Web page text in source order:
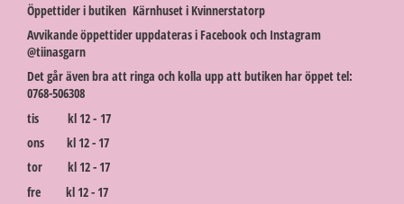
Öppettider i butiken Kärnhuset i Kvinnerstatorp
Avvikande öppettider uppdateras i Facebook och Instagram
@tiinasgarn
Det går även bra att ringa och kolla upp att butiken har öppet tel:
0768-506308
tis kl 12 - 17
ons kl 12 - 17
tor kl 12 - 17
fre kl 12 - 17